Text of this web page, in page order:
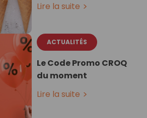
Lire la suite
ACTUALITÉS
Le Code Promo CROQ
du moment
Lire la suite